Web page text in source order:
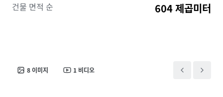
건물 면적 순 604 제곱미터
8이미지 1 비디오